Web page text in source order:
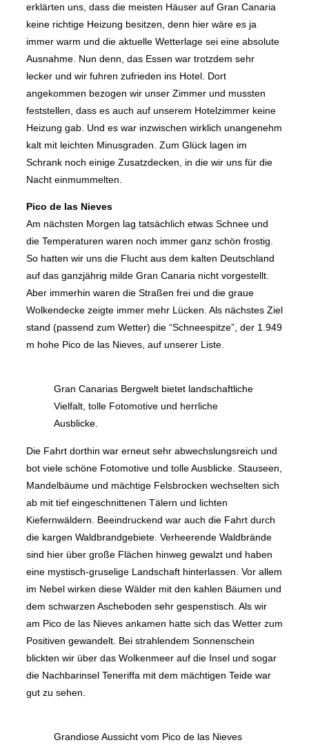
erklärten uns, dass die meisten Häuser auf Gran Canaria
keine richtige Heizung besitzen, denn hier wäre es ja
immer warm und die aktuelle Wetterlage sei eine absolute
Ausnahme. Nun denn, das Essen war trotzdem sehr
lecker und wir fuhren zufrieden ins Hotel. Dort
angekommen bezogen wir unser Zimmer und mussten
feststellen, dass es auch auf unserem Hotelzimmer keine
Heizung gab. Und es war inzwischen wirklich unangenehm
kalt mit leichten Minusgraden. Zum Glück lagen im
Schrank noch einige Zusatzdecken, in die wir uns für die
Nacht einmummelten.
Pico de las Nieves
Am nächsten Morgen lag tatsächlich etwas Schnee und
die Temperaturen waren noch immer ganz schön frostig.
So hatten wir uns die Flucht aus dem kalten Deutschland
auf das ganzjährig milde Gran Canaria nicht vorgestellt.
Aber immerhin waren die Straßen frei und die graue
Wolkendecke zeigte immer mehr Lücken. Als nächstes Ziel
stand (passend zum Wetter) die “Schneespitze”, der 1.949
m hohe Pico de las Nieves, auf unserer Liste.
Gran Canarias Bergwelt bietet landschaftliche
Vielfalt, tolle Fotomotive und herrliche
Ausblicke.
Die Fahrt dorthin war erneut sehr abwechslungsreich und
bot viele schöne Fotomotive und tolle Ausblicke. Stauseen,
Mandelbäume und mächtige Felsbrocken wechselten sich
ab mit tief eingeschnittenen Tälern und lichten
Kiefernwäldern. Beeindruckend war auch die Fahrt durch
die kargen Waldbrandgebiete. Verheerende Waldbrände
sind hier über große Flächen hinweg gewalzt und haben
eine mystisch-gruselige Landschaft hinterlassen. Vor allem
im Nebel wirken diese Wälder mit den kahlen Bäumen und
dem schwarzen Ascheboden sehr gespenstisch. Als wir
am Pico de las Nieves ankamen hatte sich das Wetter zum
Positiven gewandelt. Bei strahlendem Sonnenschein
blickten wir über das Wolkenmeer auf die Insel und sogar
die Nachbarinsel Teneriffa mit dem mächtigen Teide war
gut zu sehen.
Grandiose Aussicht vom Pico de las Nieves